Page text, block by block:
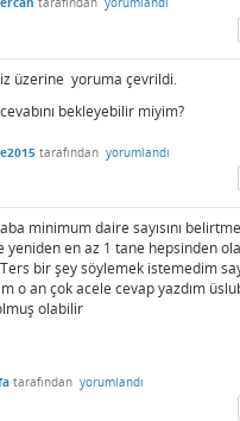
üzerine yoruma çevrildi.
bekleyebilir miyim?
tarafından yorumlandı
minimum daire sayısını
yeniden en az 1 tane hepsinden
bir şey söylemek istemedim
o an çok acele cevap yazdım
olabilir
tarafından yorumlandı